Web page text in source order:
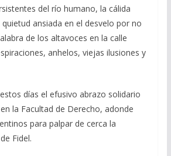
del río humano, la cálida
ansiada en el desvelo por no
de los altavoces en la calle
anhelos, viejas ilusiones y
días el efusivo abrazo solidario
la Facultad de Derecho, adonde
para palpar de cerca la
Fidel.